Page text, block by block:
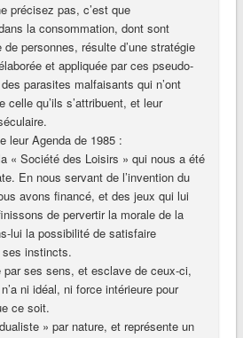
précisez pas, c’est que
la consommation, dont sont
personnes, résulte d’une stratégie
et appliquée par ces pseudo-
parasites malfaisants qui n’ont
celle qu’ils s’attribuent, et leur
leur Agenda de 1985 :
« Société des Loisirs » qui nous a été
En nous servant de l’invention du
avons financé, et des jeux qui lui
de pervertir la morale de la
lui la possibilité de satisfaire
instincts.
par ses sens, et esclave de ceux-ci,
ni idéal, ni force intérieure pour
ce soit.
» par nature, et représente un